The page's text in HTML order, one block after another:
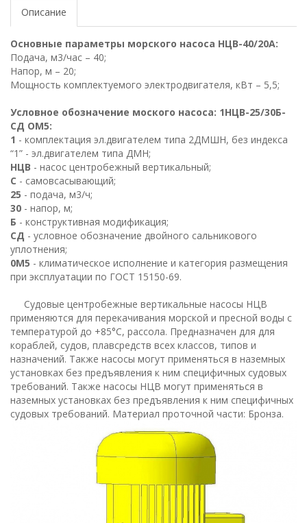
Описание
Основные параметры морского насоса НЦВ-40/20А:
Подача, м3/час – 40;
Напор, м – 20;
Мощность комплектуемого электродвигателя, кВт – 5,5;
Условное обозначение моского насоса: 1НЦВ-25/30Б-
СД ОМ5:
1 - комплектация эл.двигателем типа 2ДМШН, без индекса
“1” - эл.двигателем типа ДМН;
НЦВ - насос центробежный вертикальный;
С - самовсасывающий;
25 - подача, м3/ч;
30 - напор, м;
Б - конструктивная модификация;
СД - условное обозначение двойного сальникового
уплотнения;
0М5 - климатическое исполнение и категория размещения
при эксплуатации по ГОСТ 15150-69.
Судовые центробежные вертикальные насосы НЦВ
применяются для перекачивания морской и пресной воды с
температурой до +85°С, рассола. Предназначен для для
кораблей, судов, плавсредств всех классов, типов и
назначений. Также насосы могут применяться в наземных
установках без предъявления к ним специфичных судовых
требований. Также насосы НЦВ могут применяться в
наземных установках без предъявления к ним специфичных
судовых требований. Материал проточной части: Бронза.